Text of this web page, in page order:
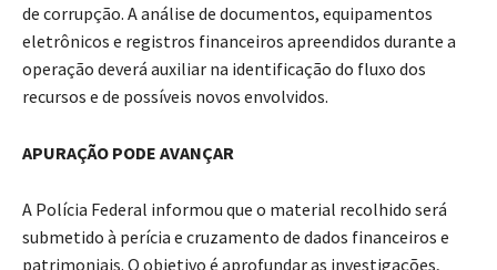
de corrupção. A análise de documentos, equipamentos
eletrônicos e registros financeiros apreendidos durante a
operação deverá auxiliar na identificação do fluxo dos
recursos e de possíveis novos envolvidos.
APURAÇÃO PODE AVANÇAR
A Polícia Federal informou que o material recolhido será
submetido à perícia e cruzamento de dados financeiros e
patrimoniais. O objetivo é aprofundar as investigações,